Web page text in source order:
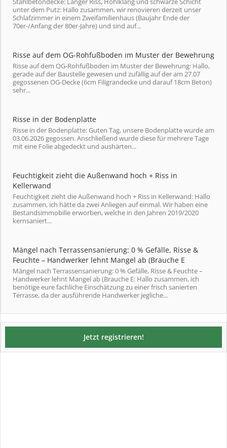
unter dem Putz: Hallo zusammen, wir renovieren derzeit unser
Schlafzimmer in einem Zweifamilienhaus (Baujahr Ende der
70er-/Anfang der 80er-Jahre) und sind auf...
Risse auf dem OG-Rohfußboden im Muster der Bewehrung
Risse auf dem OG-Rohfußboden im Muster der Bewehrung: Hallo,
gerade auf der Baustelle gewesen und zufällig auf der am 27.07
gegossenen OG-Decke (6cm Filigrandecke und darauf 18cm Beton)
sehr...
Risse in der Bodenplatte
Risse in der Bodenplatte: Guten Tag, unsere Bodenplatte wurde am
03.06.2026 gegossen. Anschließend wurde diese für mehrere Tage
mit eine Folie abgedeckt und aushärten...
Feuchtigkeit zieht die Außenwand hoch + Riss in
Kellerwand
Feuchtigkeit zieht die Außenwand hoch + Riss in Kellerwand: Hallo
zusammen, ich hätte da zwei Anliegen auf einmal. Wir haben eine
Bestandsimmobilie erworben, welche in den Jahren 2019/2020
kernsaniert...
Mängel nach Terrassensanierung: 0 % Gefälle, Risse &
Feuchte – Handwerker lehnt Mangel ab (Brauche E
Mängel nach Terrassensanierung: 0 % Gefälle, Risse & Feuchte –
Handwerker lehnt Mangel ab (Brauche E: Hallo zusammen, ich
benötige eure fachliche Einschätzung zu einer frisch sanierten
Terrasse, da der ausführende Handwerker jegliche...
Jetzt registrieren!